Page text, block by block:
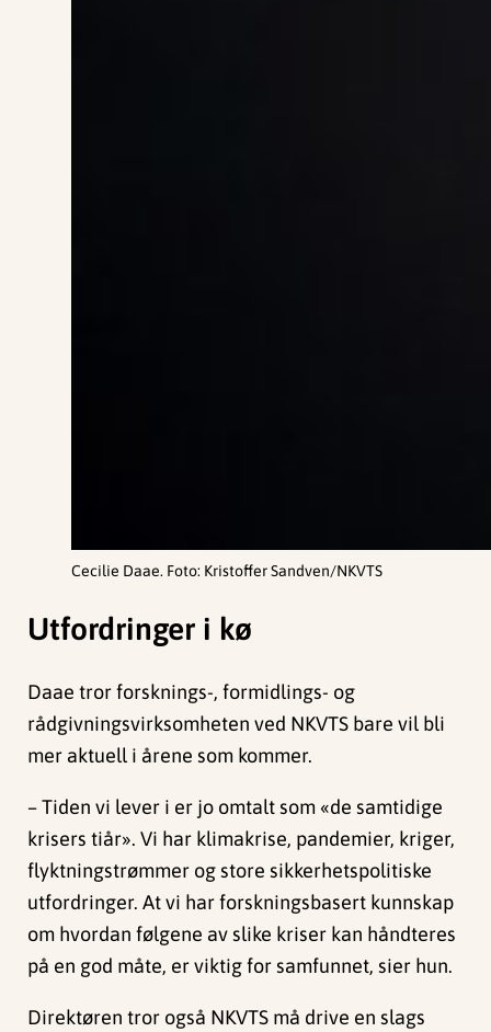
Cecilie Daae. Foto: Kristoffer Sandven/NKVTS
Utfordringer i kø
Daae tror forsknings-, formidlings- og
rådgivningsvirksomheten ved NKVTS bare vil bli
mer aktuell i årene som kommer.
– Tiden vi lever i er jo omtalt som «de samtidige
krisers tiår». Vi har klimakrise, pandemier, kriger,
flyktningstrømmer og store sikkerhetspolitiske
utfordringer. At vi har forskningsbasert kunnskap
om hvordan følgene av slike kriser kan håndteres
på en god måte, er viktig for samfunnet, sier hun.
Direktøren tror også NKVTS må drive en slags